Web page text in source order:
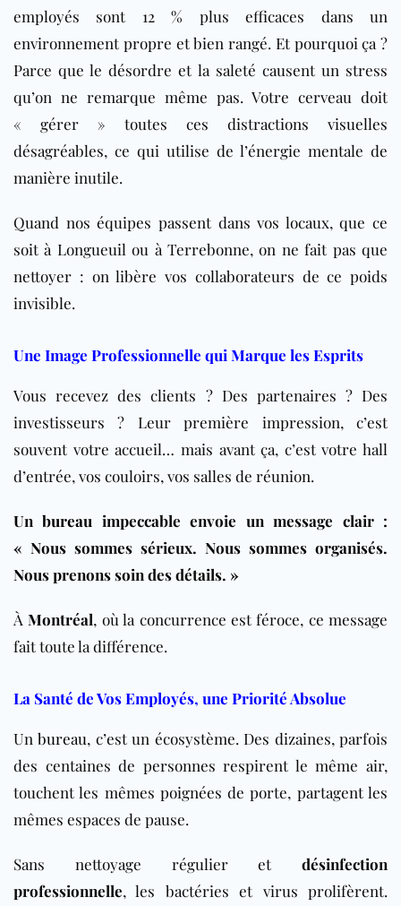
employés sont 12 % plus efficaces dans un
environnement propre et bien rangé. Et pourquoi ça ?
Parce que le désordre et la saleté causent un stress
qu’on ne remarque même pas. Votre cerveau doit
« gérer » toutes ces distractions visuelles
désagréables, ce qui utilise de l’énergie mentale de
manière inutile.
Quand nos équipes passent dans vos locaux, que ce
soit à Longueuil ou à Terrebonne, on ne fait pas que
nettoyer : on libère vos collaborateurs de ce poids
invisible.
Une Image Professionnelle qui Marque les Esprits
Vous recevez des clients ? Des partenaires ? Des
investisseurs ? Leur première impression, c’est
souvent votre accueil… mais avant ça, c’est votre hall
d’entrée, vos couloirs, vos salles de réunion.
Unbureau impeccable envoie un message clair :
« Nous sommes sérieux. Nous sommes organisés.
Nous prenons soin des détails. »
ÀMontréal, où la concurrence est féroce, ce message
fait toute la différence.
La Santé de Vos Employés, une Priorité Absolue
Unbureau, c’est un écosystème. Des dizaines, parfois
des centaines de personnes respirent le même air,
touchent les mêmes poignées de porte, partagent les
mêmes espaces de pause.
Sans nettoyage régulier et désinfection
professionnelle, les bactéries et virus prolifèrent.